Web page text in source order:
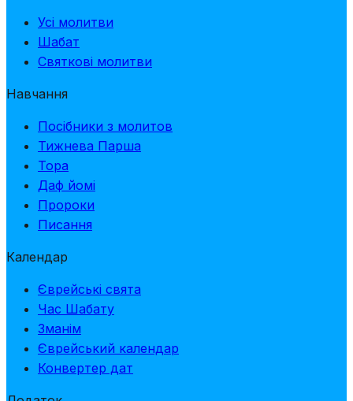
Усі молитви
Шабат
Святкові молитви
Навчання
Посібники з молитов
Тижнева Парша
Тора
Даф йомі
Пророки
Писання
Календар
Єврейські свята
Час Шабату
Зманім
Єврейський календар
Конвертер дат